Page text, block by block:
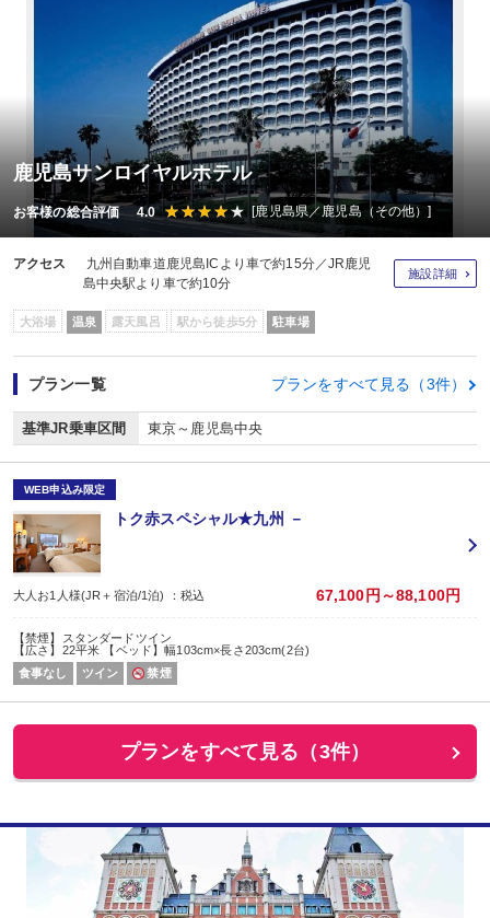
鹿児島サンロイヤルホテル
お客様の総合評価 4.0 [鹿児島県／鹿児島（その他）]
アクセス
九州自動車道鹿児島ICより車で約15分／JR鹿児
島中央駅より車で約10分
施設詳細
大浴場 温泉 露天風呂 駅から徒歩5分 駐車場
プラン一覧 プランをすべて見る（3件）
基準JR乗車区間 東京～鹿児島中央
WEB申込み限定
トク赤スペシャル★九州 －
大人お1人様(JR＋宿泊/1泊) ：税込 67,100円～88,100円
【禁煙】スタンダードツイン
【広さ】22平米 【ベッド】幅103cm×長さ203cm(2台)
食事なし
ツイン 禁煙
プランをすべて見る（3件）